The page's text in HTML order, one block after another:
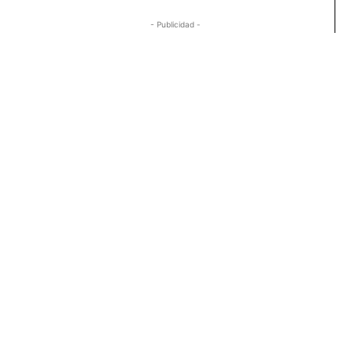
- Publicidad -